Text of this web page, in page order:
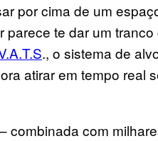
por cima de um
parece te dar um
., o sistema de
atirar em tempo real
combinada com